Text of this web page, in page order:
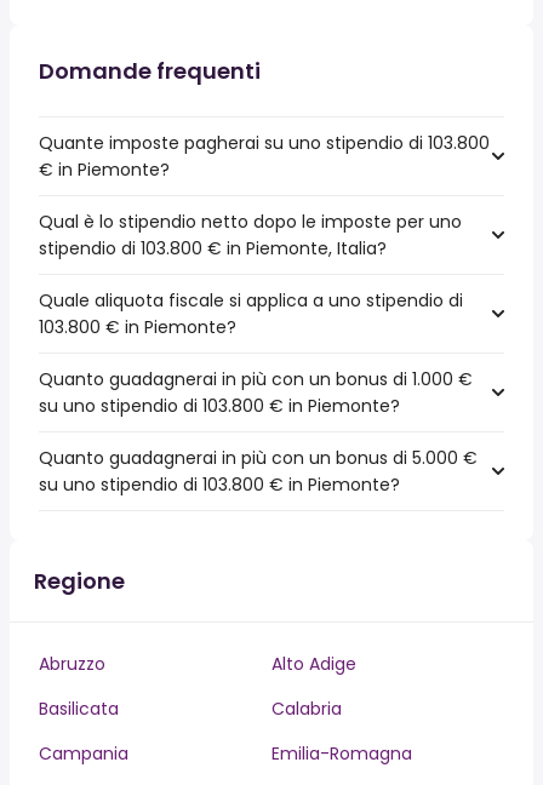
Domande frequenti
Quante imposte pagherai su uno stipendio di 103.800
€ in Piemonte?
Qual è lo stipendio netto dopo le imposte per uno
stipendio di 103.800 € in Piemonte, Italia?
Quale aliquota fiscale si applica a uno stipendio di
103.800 € in Piemonte?
Quanto guadagnerai in più con un bonus di 1.000 €
su uno stipendio di 103.800 € in Piemonte?
Quanto guadagnerai in più con un bonus di 5.000 €
su uno stipendio di 103.800 € in Piemonte?
Regione
Abruzzo
Alto Adige
Basilicata
Calabria
Campania
Emilia-Romagna